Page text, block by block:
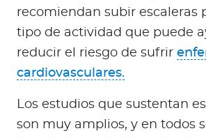
recomiendan subir escaleras
tipo de actividad que puede
reducir el riesgo de sufrir
cardiovasculares.
Los estudios que sustentan
son muy amplios, y en todos